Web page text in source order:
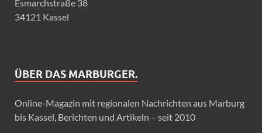
Esmarchstraße 38
34121 Kassel
ÜBER DAS MARBURGER.
Online-Magazin mit regionalen Nachrichten aus Marburg
bis Kassel, Berichten und Artikeln – seit 2010